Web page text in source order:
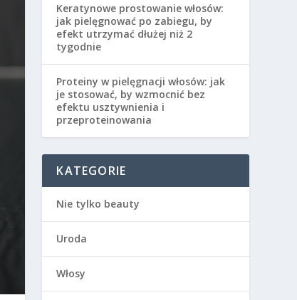
Keratynowe prostowanie włosów:
jak pielęgnować po zabiegu, by
efekt utrzymać dłużej niż 2
tygodnie
Proteiny w pielęgnacji włosów: jak
je stosować, by wzmocnić bez
efektu usztywnienia i
przeproteinowania
KATEGORIE
Nie tylko beauty
Uroda
Włosy